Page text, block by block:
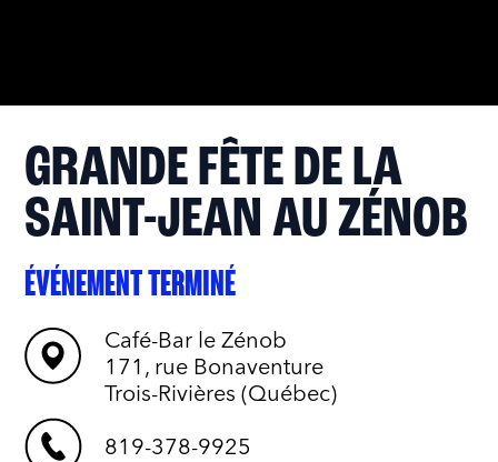
GRANDE FÊTE DE LA
SAINT-JEAN AU ZÉNOB
ÉVÉNEMENT TERMINÉ
Café-Bar le Zénob
171, rue Bonaventure
Trois-Rivières (Québec)
819-378-9925